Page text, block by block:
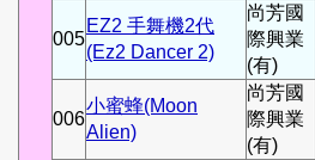
005
EZ2 手舞機2代
(Ez2 Dancer 2)
尚芳國
際興業
(有)
006
小蜜蜂(Moon
Alien)
尚芳國
際興業
(有)